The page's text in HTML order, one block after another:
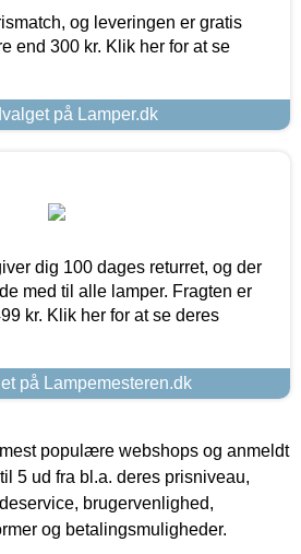
og leveringen er gratis
end 300 kr. Klik her for at se
på Lamper.dk
dig 100 dages returret, og der
med til alle lamper. Fragten er
kr. Klik her for at se deres
på Lampemesteren.dk
populære webshops og anmeldt
5 ud fra bl.a. deres prisniveau,
brugervenlighed,
og betalingsmuligheder.